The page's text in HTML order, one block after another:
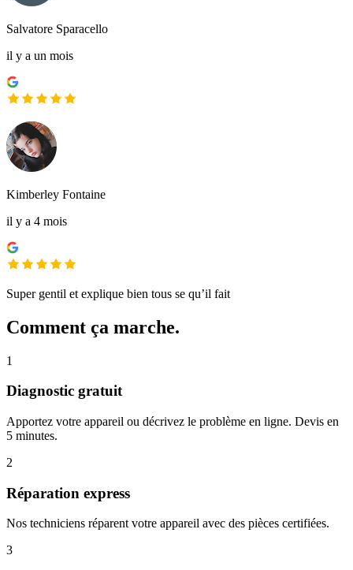
Salvatore Sparacello
il y a un mois
Kimberley Fontaine
il y a 4 mois
Super gentil et explique bien tous se qu’il fait
Comment ça marche.
1
Diagnostic gratuit
Apportez votre appareil ou décrivez le problème en ligne. Devis en
5 minutes.
2
Réparation express
Nos techniciens réparent votre appareil avec des pièces certifiées.
3